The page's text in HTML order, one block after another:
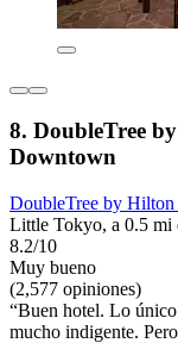
8. DoubleTree
Downtown
DoubleTree by
Little Tokyo, a 0.5 mi
8.2/10
Muy bueno
(2,577 opiniones)
“Buen hotel. Lo
mucho indigente.